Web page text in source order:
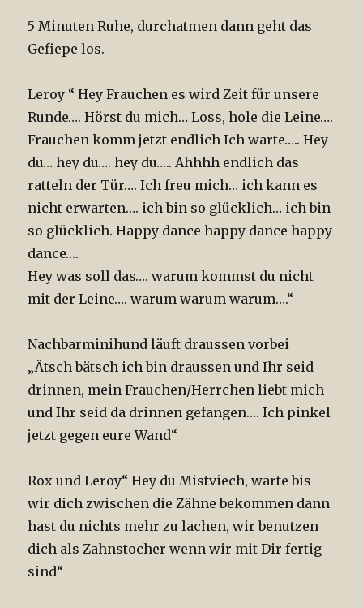
5 Minuten Ruhe, durchatmen dann geht das
Gefiepe los.
Leroy “ Hey Frauchen es wird Zeit für unsere
Runde…. Hörst du mich… Loss, hole die Leine….
Frauchen komm jetzt endlich Ich warte….. Hey
du… hey du…. hey du….. Ahhhh endlich das
ratteln der Tür…. Ich freu mich… ich kann es
nicht erwarten…. ich bin so glücklich… ich bin
so glücklich. Happy dance happy dance happy
dance….
Hey was soll das…. warum kommst du nicht
mit der Leine…. warum warum warum….“
Nachbarminihund läuft draussen vorbei
„Ätsch bätsch ich bin draussen und Ihr seid
drinnen, mein Frauchen/Herrchen liebt mich
und Ihr seid da drinnen gefangen…. Ich pinkel
jetzt gegen eure Wand“
Rox und Leroy“ Hey du Mistviech, warte bis
wir dich zwischen die Zähne bekommen dann
hast du nichts mehr zu lachen, wir benutzen
dich als Zahnstocher wenn wir mit Dir fertig
sind“